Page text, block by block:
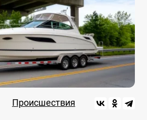
Происшествия